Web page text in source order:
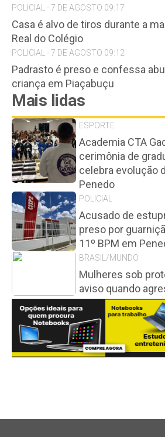
POLICIAL - 7 DE AGOSTO 09:17
Casa é alvo de tiros durante a
Real do Colégio
POLICIAL - 7 DE AGOSTO 09:12
Padrasto é preso e confessa
criança em Piaçabuçu
Mais lidas
ESPORTE
Academia CTA
cerimônia de
celebra evolução
Penedo
POLICIAL
Acusado de
preso por
11º BPM em
BRASIL/MUNDO
Mulheres sob
aviso quando